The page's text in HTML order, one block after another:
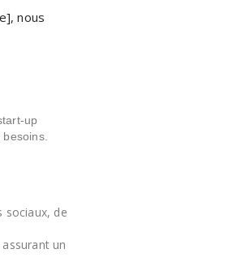
nous
up
sociaux, de
un